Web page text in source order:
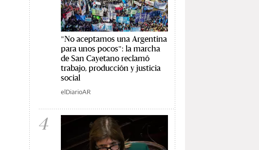
"No aceptamos una Argentina
para unos pocos": la marcha
de San Cayetano reclamó
trabajo, producción y justicia
social
elDiarioAR
4